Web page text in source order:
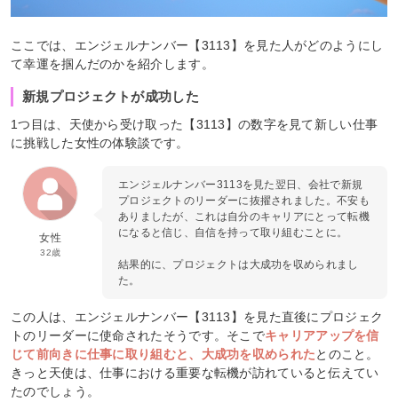
ここでは、エンジェルナンバー【3113】を見た人がどのようにし
て幸運を掴んだのかを紹介します。
新規プロジェクトが成功した
1つ目は、天使から受け取った【3113】の数字を見て新しい仕事
に挑戦した女性の体験談です。
女性
32歳
エンジェルナンバー3113を見た翌日、会社で新規
プロジェクトのリーダーに抜擢されました。不安も
ありましたが、これは自分のキャリアにとって転機
になると信じ、自信を持って取り組むことに。
結果的に、プロジェクトは大成功を収められまし
た。
この人は、エンジェルナンバー【3113】を見た直後にプロジェク
トのリーダーに使命されたそうです。そこでキャリアアップを信
じて前向きに仕事に取り組むと、大成功を収められたとのこと。
きっと天使は、仕事における重要な転機が訪れていると伝えてい
たのでしょう。